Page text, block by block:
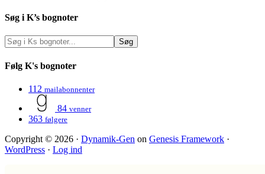
Søg i K’s bognoter
Følg K's bognoter
112 mailabonnenter
84 venner
363 følgere
Copyright © 2026 · Dynamik-Gen on Genesis Framework ·
WordPress · Log ind